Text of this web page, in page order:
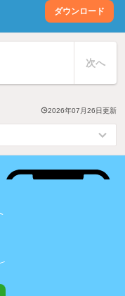
ダウンロード
次へ
2026年07月26日更新